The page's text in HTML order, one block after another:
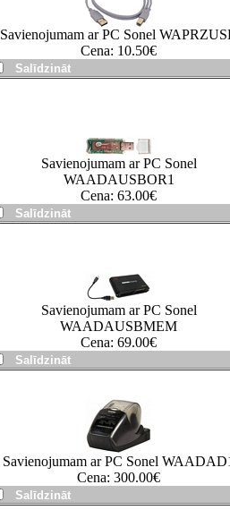
Savienojumam ar PC Sonel
Cena: 10.50€
Savienojumam ar PC Sonel
WAADAUSBOR1
Cena: 63.00€
Savienojumam ar PC Sonel
WAADAUSBMEM
Cena: 69.00€
Savienojumam ar PC Sonel
Cena: 300.00€